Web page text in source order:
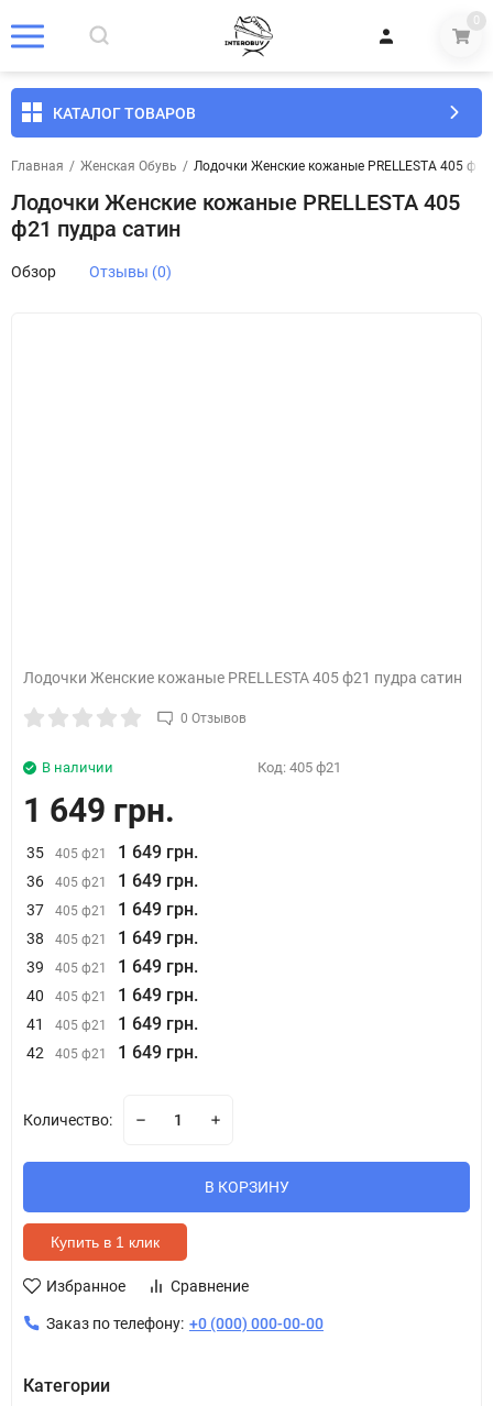
0
КАТАЛОГ ТОВАРОВ
Главная / Женская Обувь / Лодочки Женские кожаные PRELLESTA 405
Лодочки Женские кожаные PRELLESTA 405
ф21 пудра сатин
Обзор Отзывы (0)
Лодочки Женские кожаные PRELLESTA 405 ф21 пудра сатин
0 Отзывов
В наличии Код: 405 ф21
1 649 грн.
35 405 ф21 1 649 грн.
36 405 ф21 1 649 грн.
37 405 ф21 1 649 грн.
38 405 ф21 1 649 грн.
39 405 ф21 1 649 грн.
40 405 ф21 1 649 грн.
41 405 ф21 1 649 грн.
42 405 ф21 1 649 грн.
Количество:
В КОРЗИНУ
Купить в 1 клик
Избранное Сравнение
Заказ по телефону: +0 (000) 000-00-00
Категории